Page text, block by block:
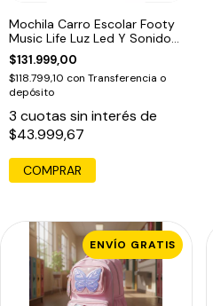
Mochila Carro Escolar Footy
Music Life Luz Led Y Sonido
18p Rosa
$131.999,00
$118.799,10 con Transferencia o
depósito
3 cuotas sin interés de
$43.999,67
ENVÍO GRATIS